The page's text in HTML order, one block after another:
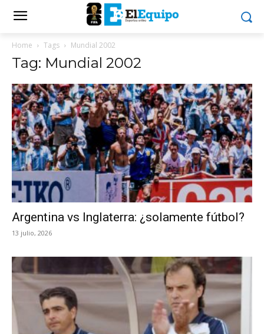
Home Tags Mundial 2002
Tag: Mundial 2002
Argentina vs Inglaterra: ¿solamente fútbol?
13 julio, 2026